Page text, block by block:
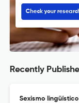
Check your
Recently
Sexismo